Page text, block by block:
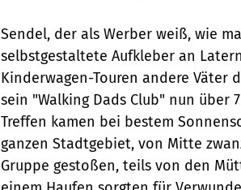
Sendel, der als Werber weiß, wie
selbstgestaltete Aufkleber an
Kinderwagen-Touren andere Väter
sein "Walking Dads Club" nun über
Treffen kamen bei bestem
ganzen Stadtgebiet, von Mitte
Gruppe gestoßen, teils von den